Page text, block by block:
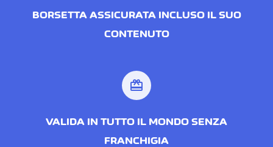
BORSETTA ASSICURATA INCLUSO IL SUO
CONTENUTO
redeem
VALIDA IN TUTTO IL MONDO SENZA
FRANCHIGIA